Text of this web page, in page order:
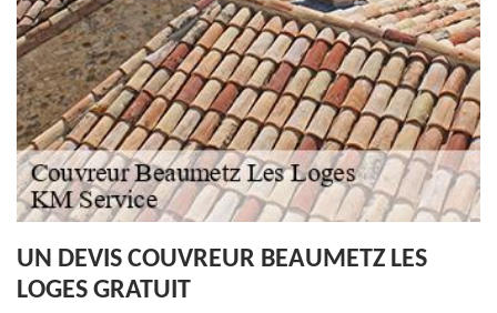
UN DEVIS COUVREUR BEAUMETZ LES
LOGES GRATUIT